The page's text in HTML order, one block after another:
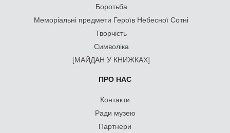
Боротьба
Меморіальні предмети Героїв Небесної Сотні
Творчість
Символіка
[МАЙДАН У КНИЖКАХ]
ПРО НАС
Контакти
Ради музею
Партнери